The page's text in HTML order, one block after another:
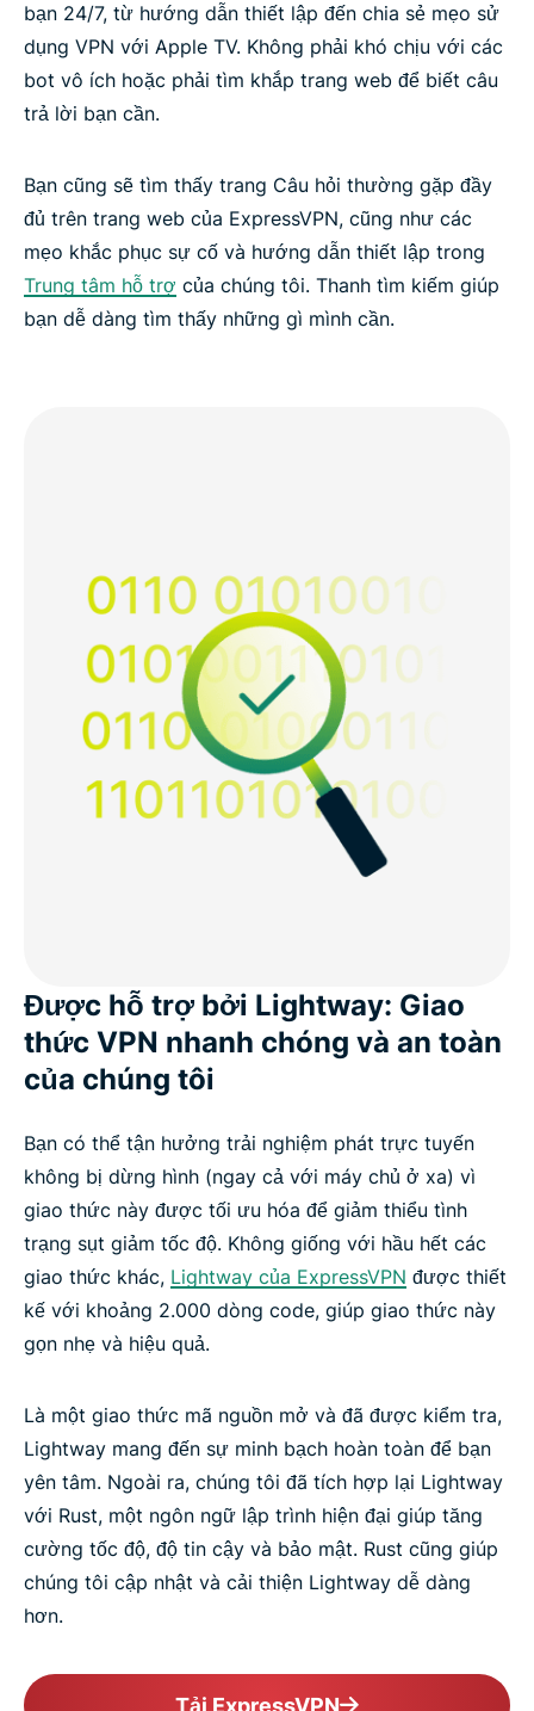
bạn 24/7, từ hướng dẫn thiết lập đến chia sẻ mẹo sử
dụng VPN với Apple TV. Không phải khó chịu với các
bot vô ích hoặc phải tìm khắp trang web để biết câu
trả lời bạn cần.
Bạn cũng sẽ tìm thấy trang Câu hỏi thường gặp đầy
đủ trên trang web của ExpressVPN, cũng như các
mẹo khắc phục sự cố và hướng dẫn thiết lập trong
Trung tâm hỗ trợ của chúng tôi. Thanh tìm kiếm giúp
bạn dễ dàng tìm thấy những gì mình cần.
Được hỗ trợ bởi Lightway: Giao
thức VPN nhanh chóng và an toàn
của chúng tôi
Bạn có thể tận hưởng trải nghiệm phát trực tuyến
không bị dừng hình (ngay cả với máy chủ ở xa) vì
giao thức này được tối ưu hóa để giảm thiểu tình
trạng sụt giảm tốc độ. Không giống với hầu hết các
giao thức khác, Lightway của ExpressVPN được thiết
kế với khoảng 2.000 dòng code, giúp giao thức này
gọn nhẹ và hiệu quả.
Là một giao thức mã nguồn mở và đã được kiểm tra,
Lightway mang đến sự minh bạch hoàn toàn để bạn
yên tâm. Ngoài ra, chúng tôi đã tích hợp lại Lightway
với Rust, một ngôn ngữ lập trình hiện đại giúp tăng
cường tốc độ, độ tin cậy và bảo mật. Rust cũng giúp
chúng tôi cập nhật và cải thiện Lightway dễ dàng
hơn.
Tải ExpressVPN